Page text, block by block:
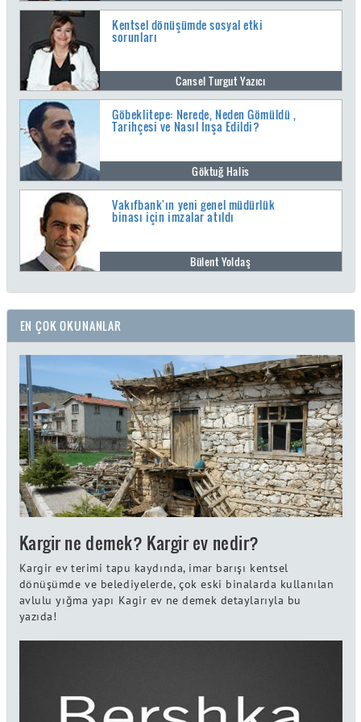
Kentsel dönüşümde sosyal etki
sorunları
Cansel Turgut Yazıcı
Göbeklitepe: Nerede, Neden Gömüldü ,
Tarihçesi ve Nasıl İnşa Edildi?
Göktuğ Halis
Vakıfbank'ın yeni genel müdürlük
binası için imzalar atıldı
Bülent Yoldaş
EN ÇOK OKUNANLAR
Kargir ne demek? Kargir ev nedir?
Kargir ev terimi tapu kaydında, imar barışı kentsel
dönüşümde ve belediyelerde, çok eski binalarda kullanılan
avlulu yığma yapı Kagir ev ne demek detaylarıyla bu
yazıda!